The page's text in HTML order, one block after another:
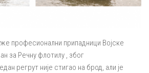
професионални припадници Војске
за Речну флотилу , због
регрут није стигао на брод, али је